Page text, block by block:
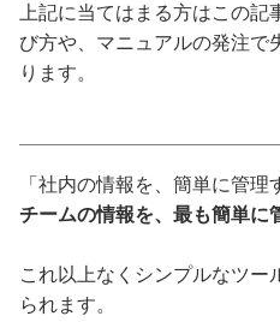
上記に当てはまる方はこの
び方や、マニュアルの発注で
ります。
「社内の情報を、簡単に管理
チームの情報を、最も簡単に
これ以上なくシンプルなツー
られます。